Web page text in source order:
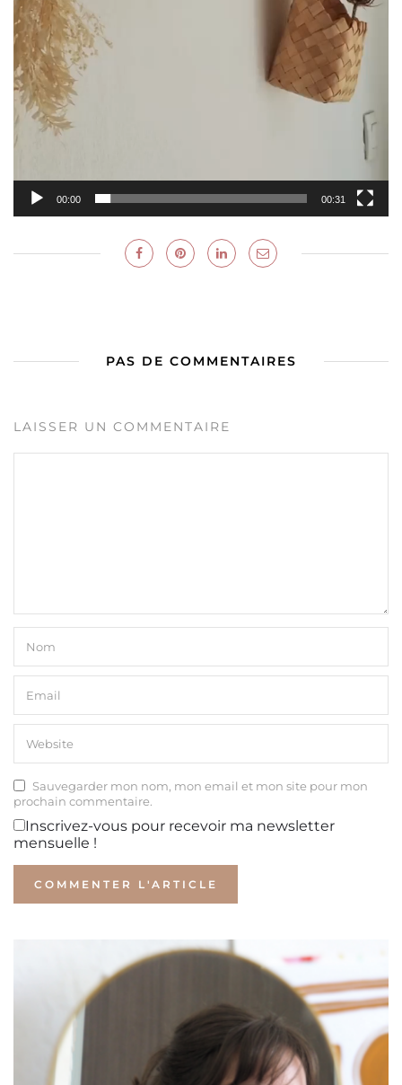
00:00 00:31
PAS DE COMMENTAIRES
LAISSER UN COMMENTAIRE
Sauvegarder mon nom, mon email et mon site pour mon
prochain commentaire.
Inscrivez-vous pour recevoir ma newsletter
mensuelle !